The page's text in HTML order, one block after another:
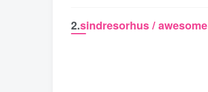
2.sindresorhus / awesome